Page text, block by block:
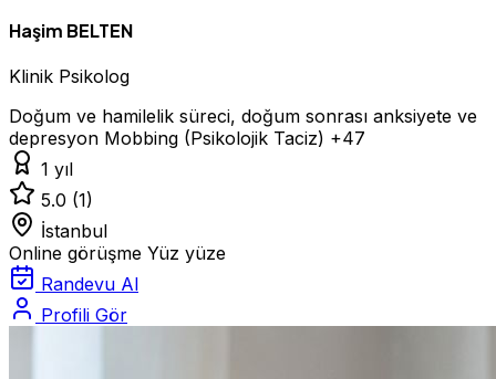
Haşim BELTEN
Klinik Psikolog
Doğum ve hamilelik süreci, doğum sonrası anksiyete ve
depresyon Mobbing (Psikolojik Taciz) +47
1 yıl
5.0 (1)
İstanbul
Online görüşme Yüz yüze
Randevu Al
Profili Gör